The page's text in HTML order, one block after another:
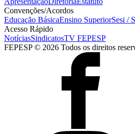
Convenções/Acordos
Educação BásicaEnsino SuperiorSesi /
Acesso Rápido
NotíciasSindicatosTV FEPESP
FEPESP © 2026 Todos os direitos